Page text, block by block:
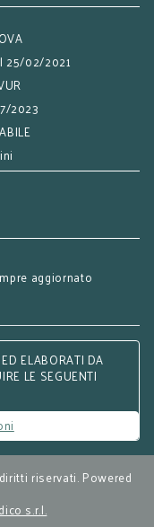
25/02/2021
2023
aggiornato
ELABORATI DA
LE SEGUENTI
riservati. Powered
s.r.l.